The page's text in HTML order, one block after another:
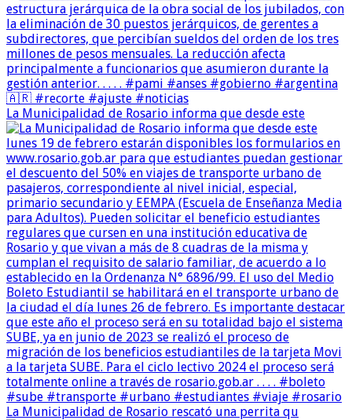
La Municipalidad de Rosario informa que desde este
La Municipalidad de Rosario rescató una perrita qu